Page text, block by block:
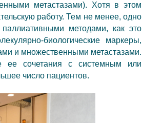
метастазами). Хотя в этом
работу. Тем не менее, одно
методами, как это
биологические маркеры,
и множественными метастазами.
ее сочетания с системным или
число пациентов.